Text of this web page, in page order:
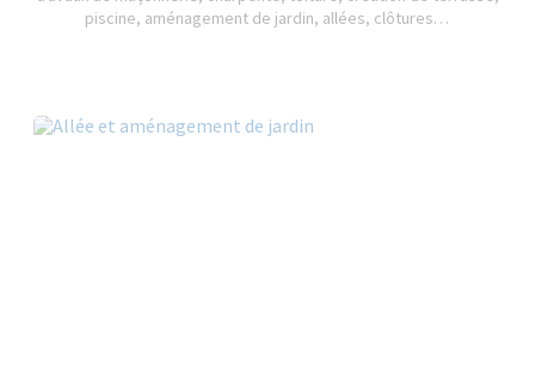
piscine, aménagement de jardin, allées, clôtures…